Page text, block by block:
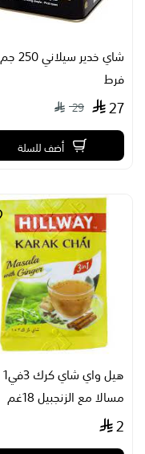
شاي خدير سيلاني 250 جم
فرط
27
29
أضف للسلة
هيل واي شاي كرك 3في1
مسالا مع الزنجبيل 18غم
2